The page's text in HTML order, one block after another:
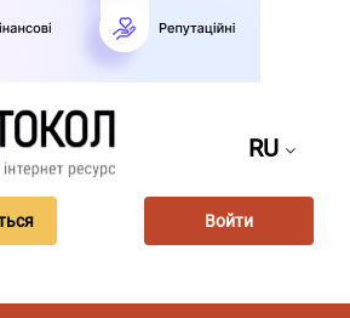
RU
Войти